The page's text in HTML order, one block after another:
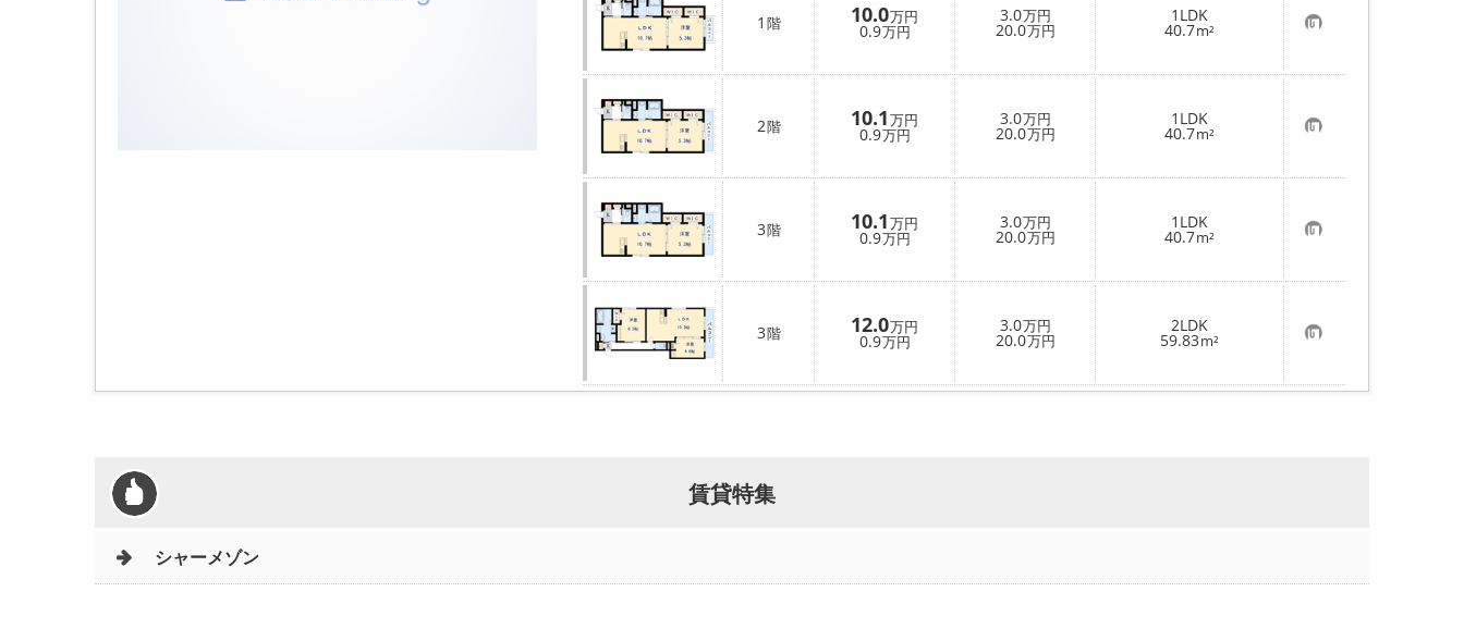
1 階 10.0万円
0.9万円
3.0万円
20.0万円
1LDK
40.7m² お
気
に
入
り
登
録
2階 10.1万円
0.9万円
3.0万円
20.0万円
1LDK
40.7m² お
気
に
入
り
登
録
3階 10.1万円
0.9万円
3.0万円
20.0万円
1LDK
40.7m² お
気
に
入
り
登
録
3階 12.0万円
0.9万円
3.0万円
20.0万円
2LDK
59.83m² お
気
に
入
賃貸特集
シャーメゾン